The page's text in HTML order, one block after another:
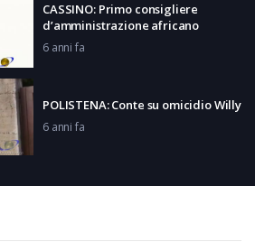
CASSINO: Primo consigliere
d’amministrazione africano
6 anni fa
POLISTENA: Conte su omicidio Willy
6 anni fa